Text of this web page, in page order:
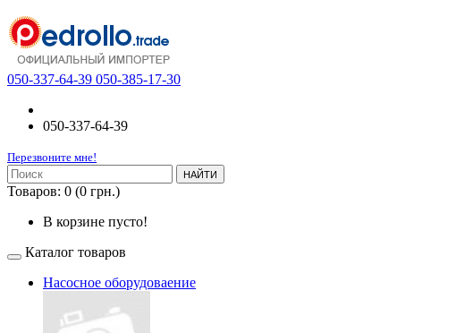
050-337-64-39 050-385-17-30
050-337-64-39
Перезвоните мне!
НАЙТИ
Товаров: 0 (0 грн.)
В корзине пусто!
Каталог товаров
Насосное оборудоваение